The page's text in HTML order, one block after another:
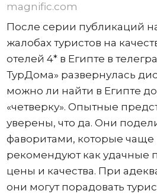
magnific.com
После серии публикаций
жалобах туристов на
отелей 4* в Египте в
ТурДома» развернулась
можно ли найти в Египте
«четверку». Опытные
уверены, что да. Они
фаворитами, которые чаще
рекомендуют как удачные
цены и качества. При
они могут порадовать